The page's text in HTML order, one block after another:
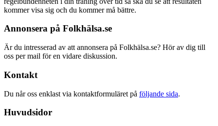
kommer visa sig och du kommer må bättre.
Annonsera på Folkhälsa.se
Är du intresserad av att annonsera på Folkhälsa.se? Hör av dig till
oss per mail för en vidare diskussion.
Kontakt
Du når oss enklast via kontaktformuläret på följande sida.
Huvudsidor